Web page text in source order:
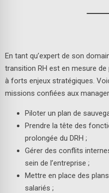
En tant qu’expert de son
transition RH est en mesure
à forts enjeux stratégiques.
missions confiées aux
Piloter un plan de
Prendre la tête des
prolongée du DRH ;
Gérer des conflits
sein de l’entreprise ;
Mettre en place des
salariés ;